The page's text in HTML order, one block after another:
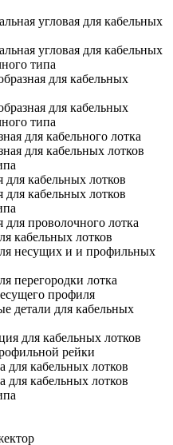
угловая для кабельных
угловая для кабельных
типа
для кабельных
для кабельных
типа
для кабельного лотка
для кабельных лотков
для кабельных лотков
для кабельных лотков
для проволочного лотка
кабельных лотков
несущих и и профильных
перегородки лотка
профиля
детали для кабельных
для кабельных лотков
рейки
для кабельных лотков
для кабельных лотков